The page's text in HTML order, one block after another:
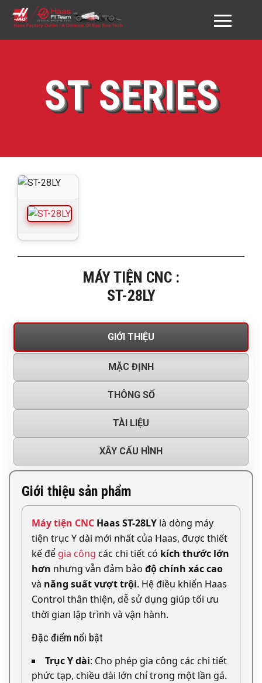
SẢN PHẨM
DỊCH VỤ
LIÊN HỆ
ST SERIES
MÁY TIỆN CNC :
ST-28LY
GIỚI THIỆU
MẶC ĐỊNH
THÔNG SỐ
TÀI LIỆU
XÂY CẤU HÌNH
Giới thiệu sản phẩm
Máy tiện CNC Haas ST-28LY là dòng máy
tiện trục Y dài mới nhất của Haas, được thiết
kế để gia công các chi tiết có kích thước lớn
hơn nhưng vẫn đảm bảo độ chính xác cao
và năng suất vượt trội. Hệ điều khiển Haas
Control thân thiện, dễ sử dụng giúp tối ưu
thời gian lập trình và vận hành.
Đặc điểm nổi bật
Trục Y dài: Cho phép gia công các chi tiết
phức tạp, chiều dài lớn chỉ trong một lần gá.